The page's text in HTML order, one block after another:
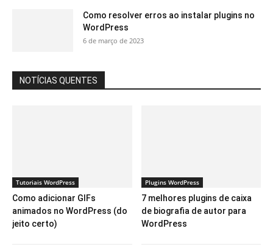
Como resolver erros ao instalar plugins no
WordPress
6 de março de 2023
NOTÍCIAS QUENTES
Tutoriais WordPress
Como adicionar GIFs
animados no WordPress (do
jeito certo)
Plugins WordPress
7 melhores plugins de caixa
de biografia de autor para
WordPress